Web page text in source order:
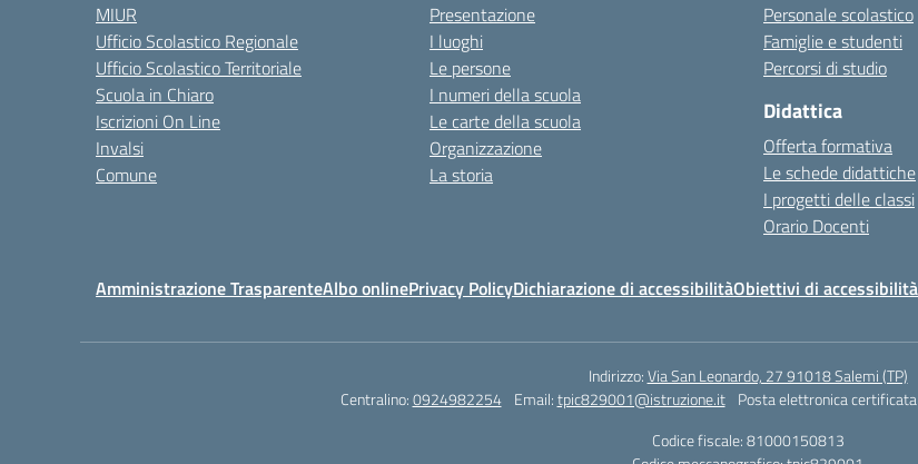
MIUR
Ufficio Scolastico Regionale
Ufficio Scolastico Territoriale
Scuola in Chiaro
Iscrizioni On Line
Invalsi
Comune
Presentazione
I luoghi
Le persone
I numeri della scuola
Le carte della scuola
Organizzazione
La storia
Personale scolastico
Famiglie e studenti
Percorsi di studio
Didattica
Offerta formativa
Le schede didattiche
I progetti delle classi
Orario Docenti
Amministrazione TrasparenteAlbo onlinePrivacy PolicyDichiarazione di accessibilitàObiettivi di accessibilità
Indirizzo:Via San Leonardo, 27 91018 Salemi (TP)
Centralino:0924982254 Email:tpic829001@istruzione.it Posta elettronica certificata
Codice fiscale: 81000150813